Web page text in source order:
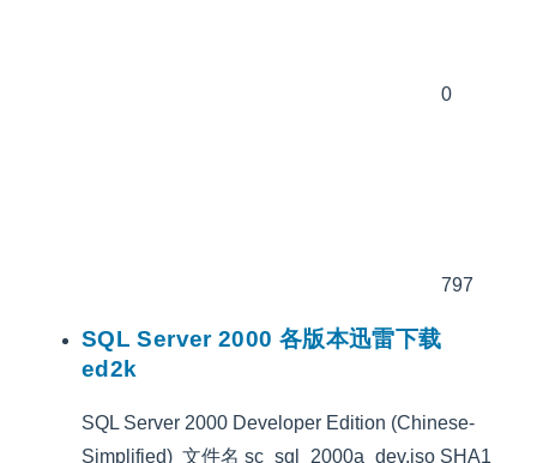
0
797
SQL Server 2000 各版本迅雷下载
ed2k
SQL Server 2000 Developer Edition (Chinese-
Simplified) 文件名 sc_sql_2000a_dev.iso SHA1